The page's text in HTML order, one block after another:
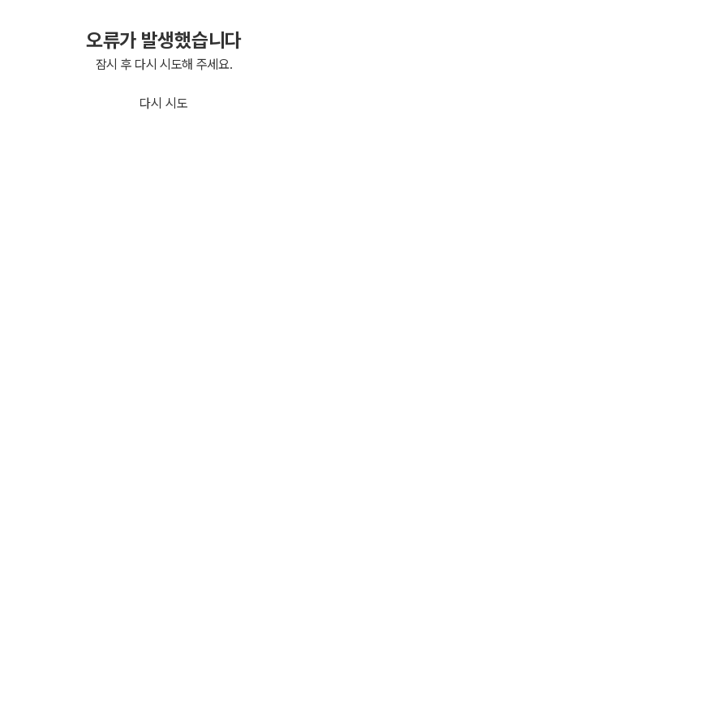
오류가 발생했습니다
잠시 후 다시 시도해 주세요.
다시 시도